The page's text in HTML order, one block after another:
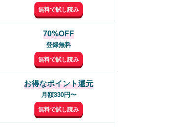
無料で試し読み
70%OFF
登録無料
無料で試し読み
お得なポイント還元
月額330円〜
無料で試し読み